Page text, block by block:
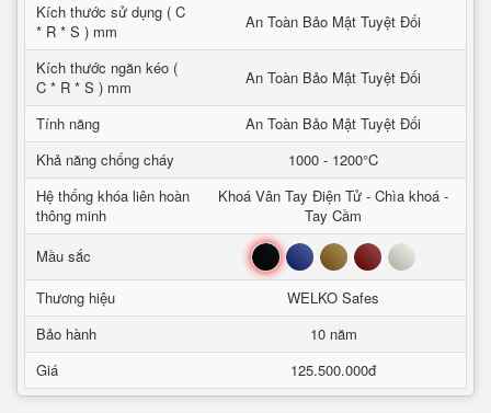
Kích thước sử dụng ( C
* R * S ) mm
An Toàn Bảo Mật Tuyệt Đối
Kích thước ngăn kéo (
C * R * S ) mm
An Toàn Bảo Mật Tuyệt Đối
Tính năng
An Toàn Bảo Mật Tuyệt Đối
Khả năng chống cháy
1000 - 1200°C
Hệ thống khóa liên hoàn
thông minh
Khoá Vân Tay Điện Tử - Chìa khoá -
Tay Cầm
Mầu sắc
Đen Xanh Nâu Đỏ Trắng
Thương hiệu
WELKO Safes
Bảo hành
10 năm
Giá
125.500.000đ